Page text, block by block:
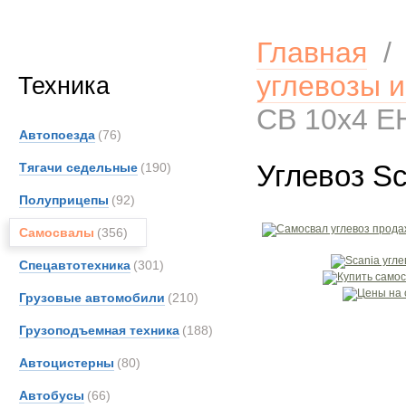
Техника
Автопоезда (76)
Тягачи седельные (190)
Полуприцепы (92)
Самосвалы (356)
Спецавтотехника (301)
Грузовые автомобили (210)
Грузоподъемная техника (188)
Автоцистерны (80)
Автобусы (66)
Главная
углевозы
CB 10x4
Углевоз